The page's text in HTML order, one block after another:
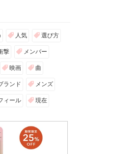
人気 選び方
撃 メンバー
映画 曲
ランド メンズ
ィール 現在